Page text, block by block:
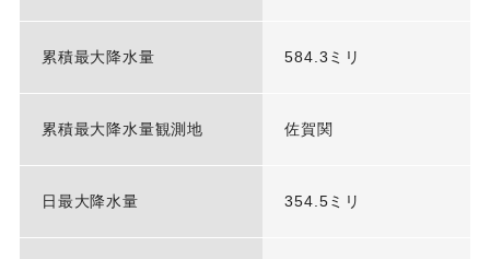
累積最大降水量 584.3ミリ
累積最大降水量観測地 佐賀関
日最大降水量 354.5ミリ